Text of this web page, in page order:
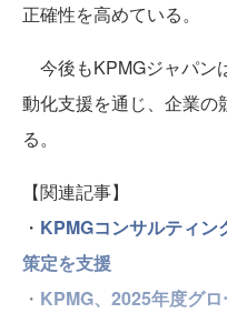
正確性を高めている。
今後もKPMGジャパン
動化支援を通じ、企業の
る。
【関連記事】
・ KPMGコンサルティ
策定を支援
・ KPMG、2025年度グ